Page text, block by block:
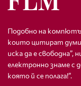
Подобно на
които цитират
иска да е
електронно знаме с
която й се полага!”.